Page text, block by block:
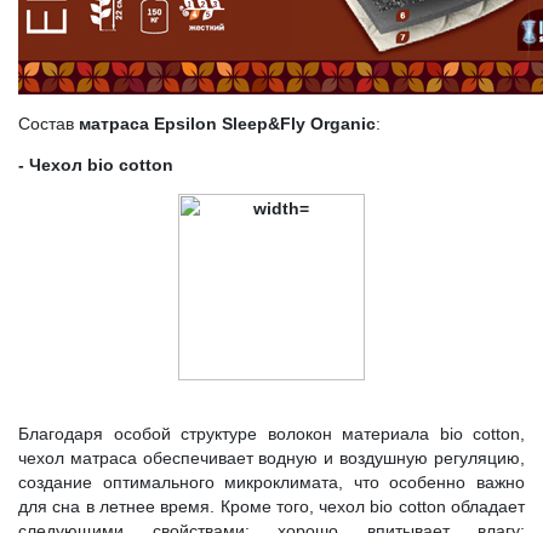
Состав матраса Epsilon Sleep&Fly Organic:
- Чехол bio cotton
Благодаря особой структуре волокон материала bio cotton,
чехол матраса обеспечивает водную и воздушную регуляцию,
создание оптимального микроклимата, что особенно важно
для сна в летнее время. Кроме того, чехол bio cotton обладает